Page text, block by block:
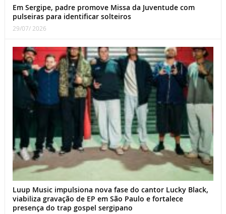
Em Sergipe, padre promove Missa da Juventude com
pulseiras para identificar solteiros
29/07/ 2026
Luup Music impulsiona nova fase do cantor Lucky Black,
viabiliza gravação de EP em São Paulo e fortalece
presença do trap gospel sergipano